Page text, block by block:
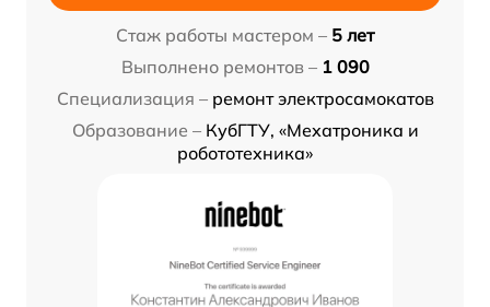
Стаж работы мастером – 5 лет
Выполнено ремонтов – 1 090
Специализация – ремонт электросамокатов
Образование – КубГТУ, «Мехатроника и
робототехника»